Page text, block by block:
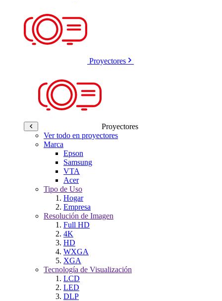
Proyectores
Proyectores
Ver todo en proyectores
Marca
Epson
Samsung
VTA
Acer
Tipo de Uso
Hogar
Empresa
Resolución de Imagen
Full HD
4K
HD
WXGA
XGA
Tecnología de Visualización
LCD
LED
DLP